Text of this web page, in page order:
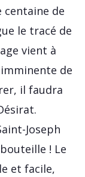
centaine de
le tracé de
vient à
de
il faudra
Joseph
! Le
et facile,